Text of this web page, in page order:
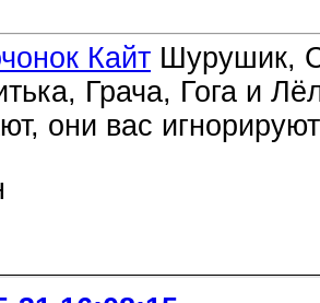
Кайт Шурушик,
Грача, Гога и
они вас игнорируют